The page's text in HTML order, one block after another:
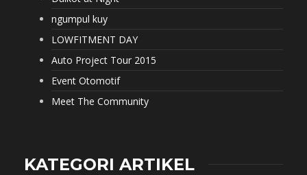
ngumpul kuy
LOWFITMENT DAY
Auto Project Tour 2015
Event Otomotif
Meet The Community
KATEGORI ARTIKEL